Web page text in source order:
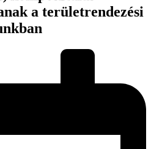
a területrendezési